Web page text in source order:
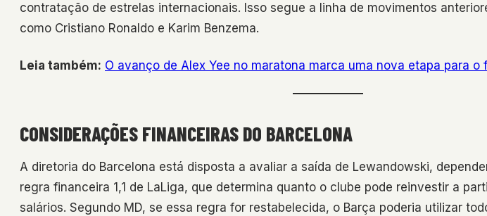
contratação de estrelas internacionais. Isso segue a linha de movimentos
como Cristiano Ronaldo e Karim Benzema.
Leia também: O avanço de Alex Yee no maratona marca uma nova etapa para o
CONSIDERAÇÕES FINANCEIRAS DO BARCELONA
A diretoria do Barcelona está disposta a avaliar a saída de Lewandowski,
regra financeira 1,1 de LaLiga, que determina quanto o clube pode reinvestir a
salários. Segundo MD, se essa regra for restabelecida, o Barça poderia utilizar